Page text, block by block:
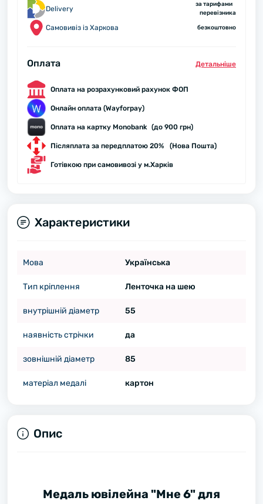
Delivery
за тарифами
перевізника
Самовивіз із Харкова безкоштовно
Оплата Детальнiше
Оплата на розрахунковий рахунок ФОП
Онлайн оплата (Wayforpay)
Оплата на картку Monobank (до 900 грн)
Післяплата за передплатою 20% (Нова Пошта)
Готівкою при самовивозі у м.Харків
Характеристики
Мова Українська
Тип кріплення Ленточка на шею
внутрішній діаметр 55
наявність стрічки да
зовнішній діаметр 85
матеріал медалі картон
Опис
Медаль ювілейна "Мне 6" для